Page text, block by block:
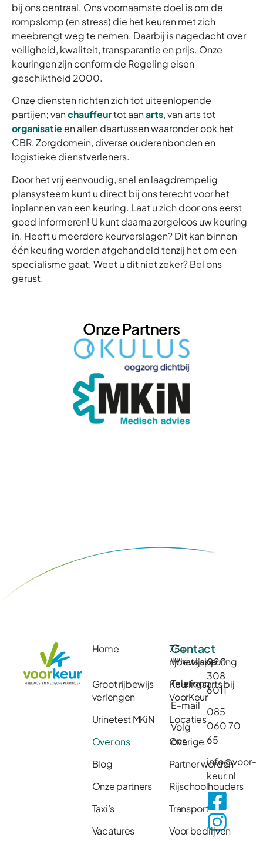
bij ons centraal. Ons voornaamste doel is om de
rompslomp (en stress) die het keuren met zich
meebrengt weg te nemen. Daarbij is nagedacht over
veiligheid, kwaliteit, transparantie en prijs. Onze
keuringen zijn conform de Regeling eisen
geschiktheid 2000.
Onze diensten richten zich tot uiteenlopende
partijen; vanchauffeurtot aanarts, van arts tot
organisatieen allen daartussen waaronder ook het
CBR, Zorgdomein, diverse ouderenbonden en
logistieke dienstverleners.
Door het vrij eenvoudig, snel en laagdrempelig
plansysteem kunt u direct bij ons terecht voor het
inplannen van een keuring. Laat u zich door ons eerst
goed informeren! U kunt daarna zorgeloos uw keuring
in. Heeft u meerdere keurverslagen? Dit kan binnen
één keuring worden afgehandeld tenzij het om een
specialisme gaat. Weet u dit niet zeker? Bel ons
gerust.
Onze Partners
Home
75+
rijbewijskeuring
Groot rijbewijs
verlengen
Keuringsarts bij
VoorKeur
Urinetest MKiN
Locaties
Over ons
Overige
Blog
Partner worden
Onze partners
Rijschoolhouders
Taxi’s
Transport
Vacatures
Voor bedrijven
Contact
Whatsapp
Telefoon
E-mail
Volg
ons
020
308
6011
085
060 70
65
info@voor-
keur.nl